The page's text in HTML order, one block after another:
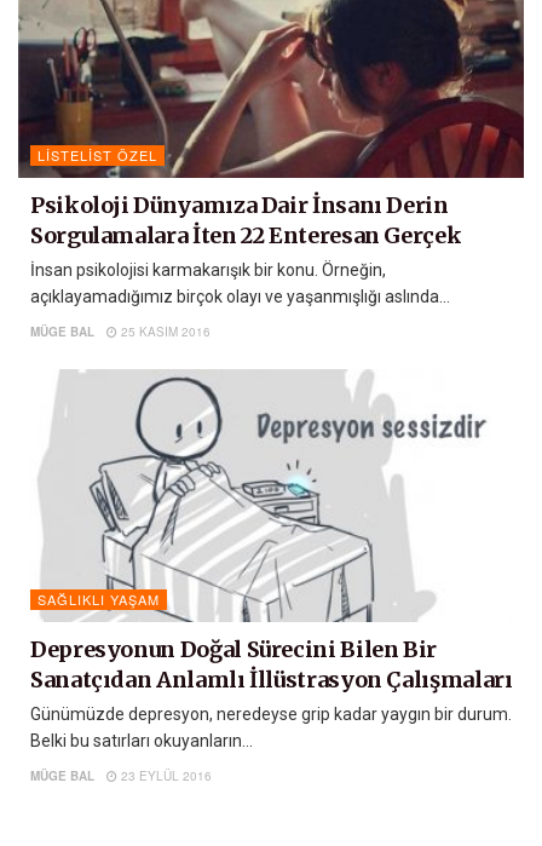
LISTELIST ÖZEL
Psikoloji Dünyamıza Dair İnsanı Derin
Sorgulamalara İten 22 Enteresan Gerçek
İnsan psikolojisi karmakarışık bir konu. Örneğin,
açıklayamadığımız birçok olayı ve yaşanmışlığı aslında...
MÜGE BAL 25 KASIM 2016
SAĞLIKLI YAŞAM
Depresyonun Doğal Sürecini Bilen Bir
Sanatçıdan Anlamlı İllüstrasyon Çalışmaları
Günümüzde depresyon, neredeyse grip kadar yaygın bir durum.
Belki bu satırları okuyanların...
MÜGE BAL 23 EYLÜL 2016